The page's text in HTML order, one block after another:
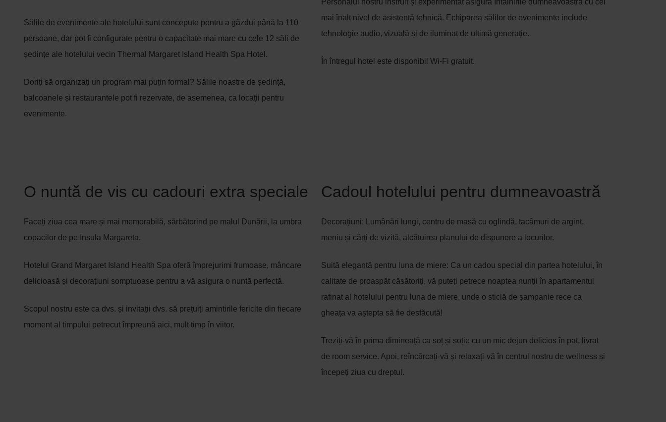
Sălile de evenimente ale hotelului sunt concepute pentru a găzdui până la 110
persoane, dar pot fi configurate pentru o capacitate mai mare cu cele 12 săli de
ședințe ale hotelului vecin Thermal Margaret Island Health Spa Hotel.
Doriți să organizați un program mai puțin formal? Sălile noastre de ședință,
balcoanele și restaurantele pot fi rezervate, de asemenea, ca locații pentru
evenimente.
Personalul nostru instruit și experimentat asigură întâlnirile dumneavoastră cu cel
mai înalt nivel de asistență tehnică. Echiparea sălilor de evenimente include
tehnologie audio, vizuală și de iluminat de ultimă generație.
În întregul hotel este disponibil Wi-Fi gratuit.
O nuntă de vis cu cadouri extra speciale
Faceți ziua cea mare și mai memorabilă, sărbătorind pe malul Dunării, la umbra
copacilor de pe Insula Margareta.
Hotelul Grand Margaret Island Health Spa oferă împrejurimi frumoase, mâncare
delicioasă și decorațiuni somptuoase pentru a vă asigura o nuntă perfectă.
Scopul nostru este ca dvs. și invitații dvs. să prețuiți amintirile fericite din fiecare
moment al timpului petrecut împreună aici, mult timp în viitor.
Cadoul hotelului pentru dumneavoastră
Decorațiuni: Lumânări lungi, centru de masă cu oglindă, tacâmuri de argint,
meniu și cărți de vizită, alcătuirea planului de dispunere a locurilor.
Suită elegantă pentru luna de miere: Ca un cadou special din partea hotelului, în
calitate de proaspăt căsătoriți, vă puteți petrece noaptea nunții în apartamentul
rafinat al hotelului pentru luna de miere, unde o sticlă de șampanie rece ca
gheața va aștepta să fie desfăcută!
Treziți-vă în prima dimineață ca soț și soție cu un mic dejun delicios în pat, livrat
de room service. Apoi, reîncărcați-vă și relaxați-vă în centrul nostru de wellness și
începeți ziua cu dreptul.